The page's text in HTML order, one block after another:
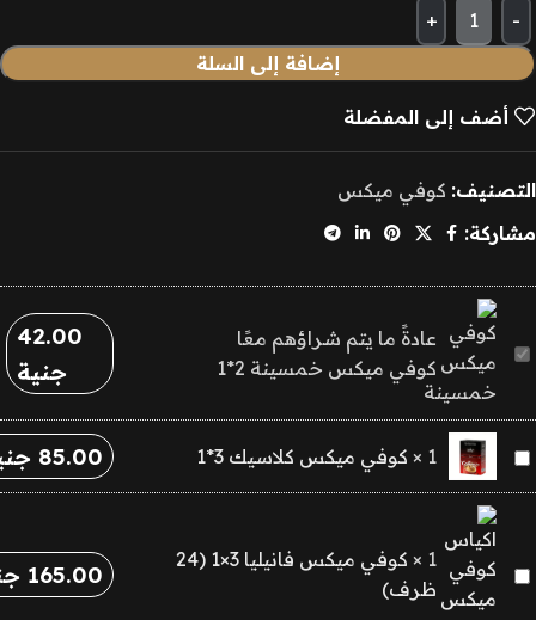
إضافة إلى السلة
أضف إلى المفضلة
التصنيف: كوفي ميكس
مشاركة:
كوفي
ميكس
عادةً ما يتم شراؤهم معًا
كوفي ميكس خمسينة 2*1
42.00
جنية
كوفي
ميكس
كلاسيك
1
× كوفي ميكس كلاسيك 3*1 85.00
كوفي
ميكس
1
×
كوفي ميكس فانيليا 3×1 (24
ظرف)
165.00